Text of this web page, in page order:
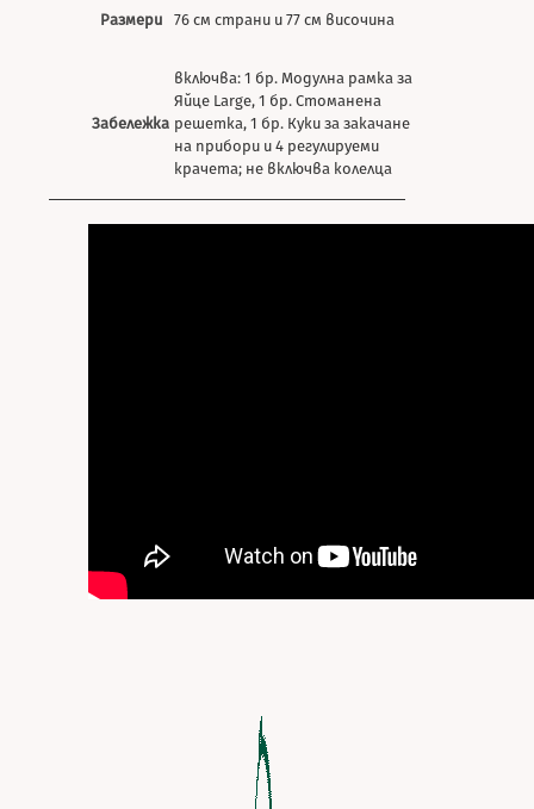
Размери 76 см страни и 77 см височина
Забележка
включва: 1 бр. Модулна рамка за
Яйце Large, 1 бр. Стоманена
решетка, 1 бр. Куки за закачане
на прибори и 4 регулируеми
крачета; не включва колелца